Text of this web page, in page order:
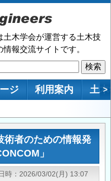
土木学会が運営する土木技
報交流サイトです。
ジ 利用案内 土 >
術者のための情報発
」
時
2026/03/02(月) 13:07